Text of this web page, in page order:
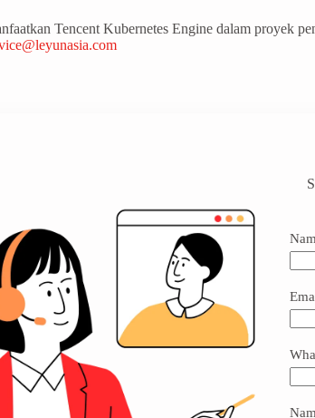
Tencent Kubernetes Engine dalam proyek